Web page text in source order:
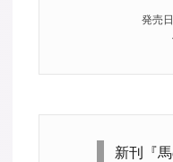
発売
新刊『